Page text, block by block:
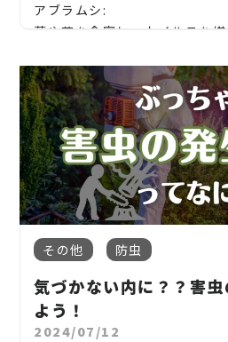
アブラムシ:
葉や花を食害し、ウイルスを
カメムシ:
果実や野菜を食害することが
害を与えることがあります。
カイガラムシ:
木の葉を食べることがあり、
た目を損なったりします。
ハチ:
スズメバチやアシナガバチな
間やペットに対して危険です。
くにあると、人々を刺すリスク
【静岡県】富士宮市、富士市
長泉町、清水町、函南町、熱
市、伊豆の国市、伊豆市、伊
当社では造園工事はもちろん
ステリア工事まで自社で一気通
見積もりは無料ですので、お
軽にご連絡ください！
お庭や木に関するお悩みに全力
その他 防虫
気づかない内に？？害
よう！
2024/07/12